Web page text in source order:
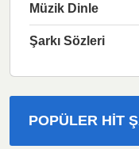
Müzik Dinle
Şarkı Sözleri
POPÜLER HIT